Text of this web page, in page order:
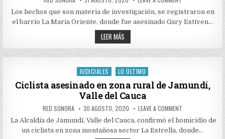
DATE:
EN
ORIENTE
Los hechos que son materia de investigación, se registraron en
el barrio La María Oriente, donde fue asesinado Gary Estiven…
LEER MÁSHOMICIDIO
EN
EL
ORIENTE
POPAYÁN
Posted
JUDICIALES LO ÚLTIMO
Ciclista asesinado en zona rural de Jamundí,
Valle del Cauca
AUTHOR:
RED SONORA PUBLISHED
DATE:
30 AGOSTO, 2020 LEAVE A COMMENT
ASESINADO
EN
ZONA
La Alcaldía de Jamundí, Valle del Cauca, confirmó el homicidio de
un ciclista en zona montañosa sector La Estrella, donde…